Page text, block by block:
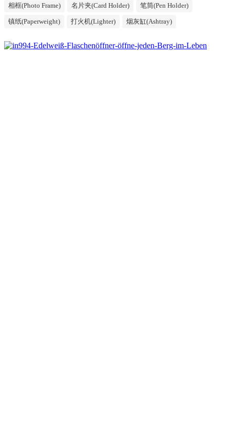
相框(Photo Frame) 名片夹(Card Holder) 笔筒(Pen Holder)
镇纸(Paperweight) 打火机(Lighter) 烟灰缸(Ashtray)